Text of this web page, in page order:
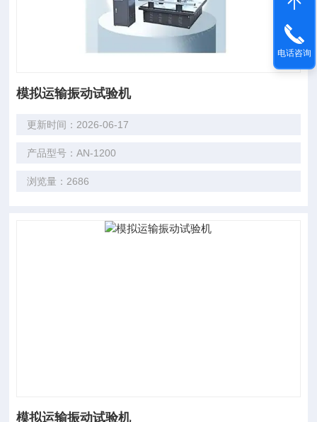
模拟运输振动试验机
更新时间：2026-06-17
产品型号：AN-1200
浏览量：2686
模拟运输振动试验机
电话咨询